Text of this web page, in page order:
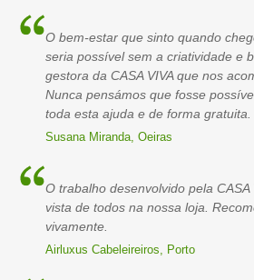
O bem-estar que sinto quando
seria possível sem a criatividade e
gestora da CASA VIVA que nos
Nunca pensámos que fosse
toda esta ajuda e de forma gratuita.
Susana Miranda, Oeiras
O trabalho desenvolvido pela CASA
vista de todos na nossa loja.
vivamente.
Airluxus Cabeleireiros, Porto